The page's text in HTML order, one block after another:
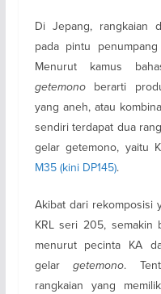
Di Jepang, rangkaian
pada pintu
Menurut kamus
getemonoberarti
yang aneh, atau
sendiri terdapat dua
gelar getemono, yaitu
M35 (kini DP145).
Akibat dari rekomposisi
KRL seri 205, semakin
menurut pecinta KA
gelargetemono.
rangkaian yang